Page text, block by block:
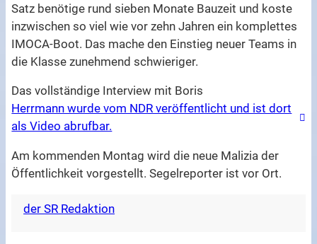
Satz benötige rund sieben Monate Bauzeit und koste
inzwischen so viel wie vor zehn Jahren ein komplettes
IMOCA-Boot. Das mache den Einstieg neuer Teams in
die Klasse zunehmend schwieriger.
Das vollständige Interview mit Boris
Herrmann wurde vom NDR veröffentlicht und ist dort
als Video abrufbar.
Am kommenden Montag wird die neue Malizia der
Öffentlichkeit vorgestellt. Segelreporter ist vor Ort.
der SR Redaktion